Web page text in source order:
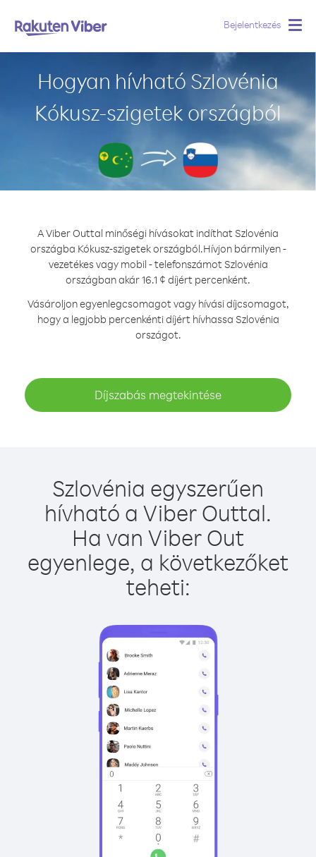
Bejelentkezés
Hogyan hívható Szlovénia
Kókusz-szigetek országból
A Viber Outtal minőségi hívásokat indíthat Szlovénia
országba Kókusz-szigetek országból.Hívjon bármilyen -
vezetékes vagy mobil - telefonszámot Szlovénia
országban akár 16.1 ¢ díjért percenként.
Vásároljon egyenlegcsomagot vagy hívási díjcsomagot,
hogy a legjobb percenkénti díjért hívhassa Szlovénia
országot.
Díjszabás megtekintése
Szlovénia egyszerűen
hívható a Viber Outtal.
Ha van Viber Out
egyenlege, a következőket
teheti: